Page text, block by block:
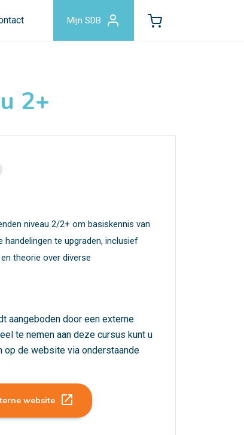
Mijn SDB
2+
niveau 2/2+ om basiskennis van
handelingen te upgraden, inclusief
theorie over diverse
aangeboden door een externe
te nemen aan deze cursus kunt u
op de website via onderstaande
website launch